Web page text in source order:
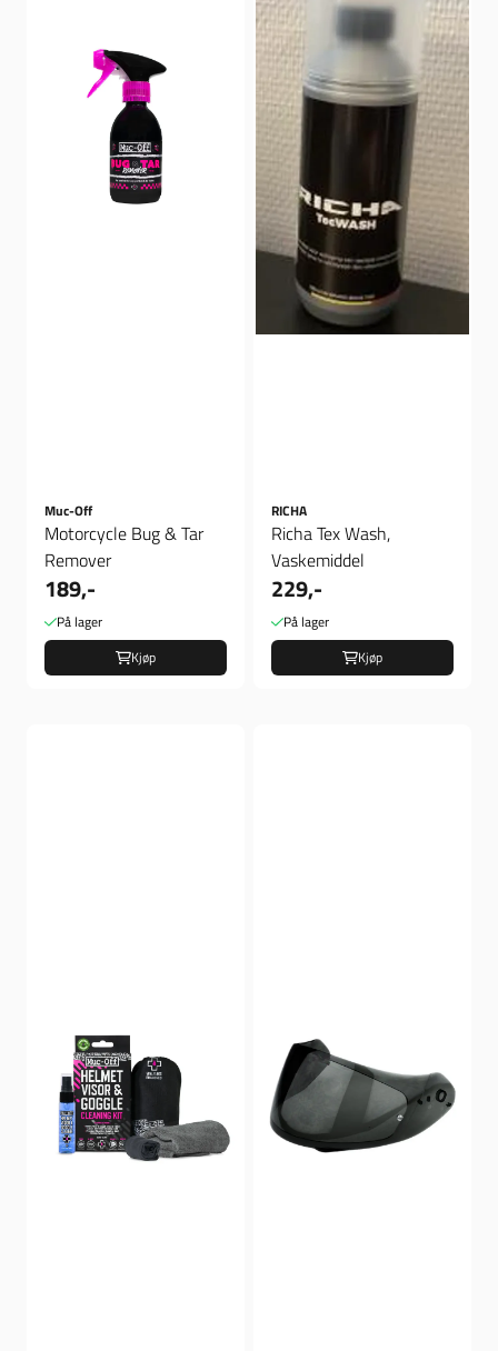
Muc-Off
Motorcycle Bug & Tar
Remover
189,-
På lager
Kjøp
RICHA
Richa Tex Wash,
Vaskemiddel
229,-
På lager
Kjøp